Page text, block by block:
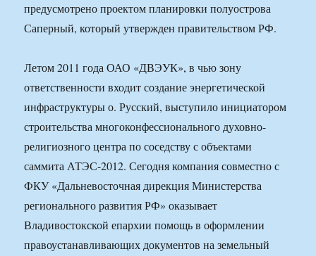
предусмотрено проектом планировки полуострова
Саперный, который утвержден правительством РФ.
Летом 2011 года ОАО «ДВЭУК», в чью зону
ответственности входит создание энергетической
инфраструктуры о. Русский, выступило инициатором
строительства многоконфессионального духовно-
религиозного центра по соседству с объектами
саммита АТЭС-2012. Сегодня компания совместно с
ФКУ «Дальневосточная дирекция Министерства
регионального развития РФ» оказывает
Владивостокской епархии помощь в оформлении
правоустанавливающих документов на земельный